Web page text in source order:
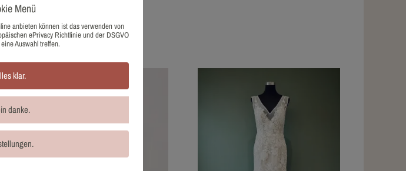
Menü
anbieten können ist das verwenden von
ePrivacy Richtlinie und der DSGVO
Auswahl treffen.
klar.
danke.